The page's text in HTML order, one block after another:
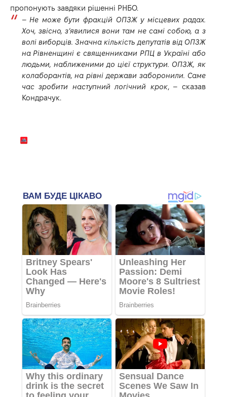
пропонують завдяки рішенні РНБО.
– Не може бути фракцій ОПЗЖ у місцевих радах.
Хоч, звісно, з’явилися вони там не самі собою, а з
волі виборців. Значна кількість депутатів від ОПЗЖ
на Рівненщині є священниками РПЦ в Україні або
людьми, наближеними до цієї структури. ОПЗЖ, як
колаборантів, на рівні держави заборонили. Саме
час зробити наступний логічний крок, – сказав
Кондрачук.